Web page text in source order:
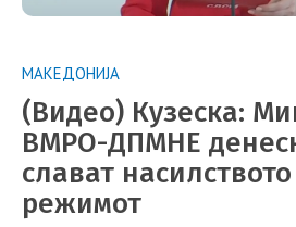
МАКЕДОНИЈА
(Видео) Кузеска:
ВМРО-ДПМНЕ
слават
режимот